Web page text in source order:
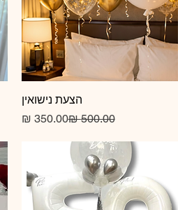
תצוגה מהירההצעת נישואין
מחיר
‏500.00 ‏₪
‏350.00 ‏₪